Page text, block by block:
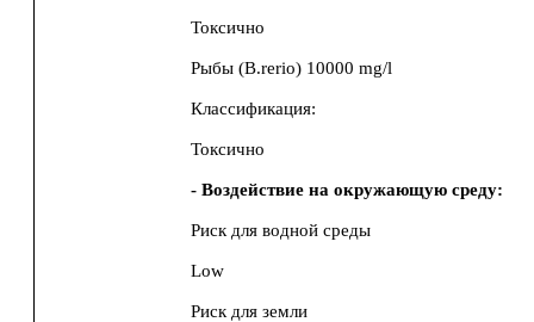
Токсично
Рыбы (B.rerio) 10000 mg/l
Классификация:
Токсично
- Воздействие на окружающую среду:
Риск для водной среды
Low
Риск для земли